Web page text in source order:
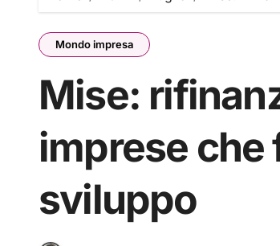
Mondo impresa
Mise:
imprese che
sviluppo